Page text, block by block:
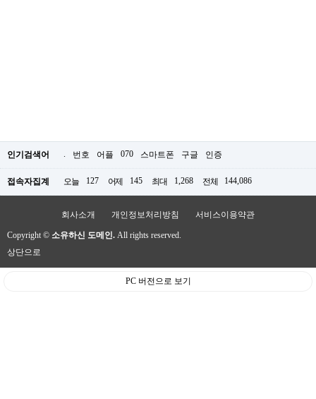
인기검색어 . 번호 어플 070 스마트폰 구글 인증
접속자집계 오늘 127 어제 145 최대 1,268 전체 144,086
회사소개 개인정보처리방침 서비스이용약관
Copyright © 소유하신 도메인. All rights reserved.
상단으로
PC 버전으로 보기